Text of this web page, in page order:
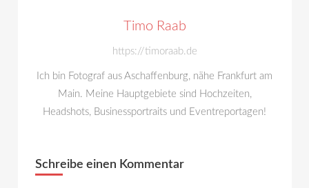
Timo Raab
https://timoraab.de
Ich bin Fotograf aus Aschaffenburg, nähe Frankfurt am
Main. Meine Hauptgebiete sind Hochzeiten,
Headshots, Businessportraits und Eventreportagen!
Schreibe einen Kommentar